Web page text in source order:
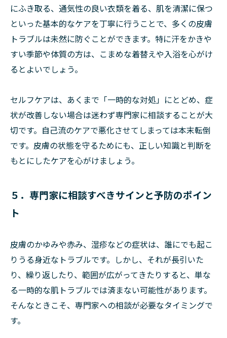
にふき取る、通気性の良い衣類を着る、肌を清潔に保つ
といった基本的なケアを丁寧に行うことで、多くの皮膚
トラブルは未然に防ぐことができます。特に汗をかきや
すい季節や体質の方は、こまめな着替えや入浴を心がけ
るとよいでしょう。
セルフケアは、あくまで「一時的な対処」にとどめ、症
状が改善しない場合は迷わず専門家に相談することが大
切です。自己流のケアで悪化させてしまっては本末転倒
です。皮膚の状態を守るためにも、正しい知識と判断を
もとにしたケアを心がけましょう。
５．専門家に相談すべきサインと予防のポイン
ト
皮膚のかゆみや赤み、湿疹などの症状は、誰にでも起こ
りうる身近なトラブルです。しかし、それが長引いた
り、繰り返したり、範囲が広がってきたりすると、単な
る一時的な肌トラブルでは済まない可能性があります。
そんなときこそ、専門家への相談が必要なタイミングで
す。